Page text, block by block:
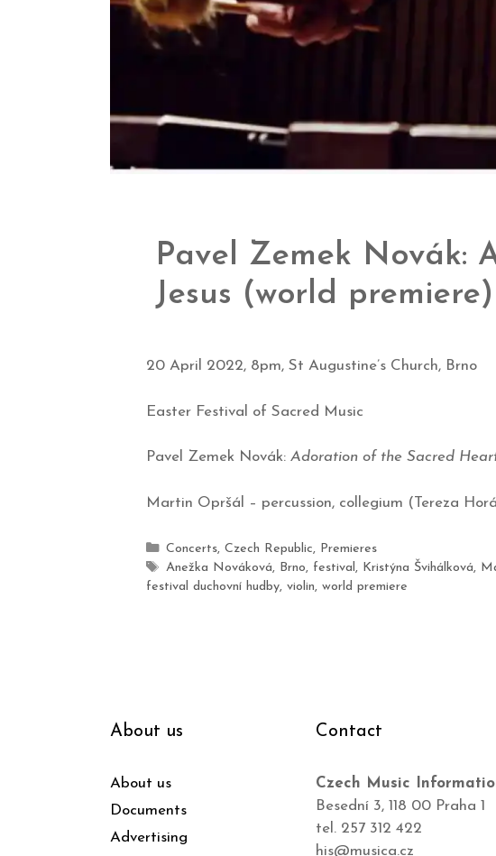
Pavel Zemek Novák:
Jesus (world premiere)
20 April 2022, 8pm, St Augustine’s Church, Brno
Easter Festival of Sacred Music
Pavel Zemek Novák: Adoration of the Sacred
Martin Opršál – percussion, collegium (Tereza
Concerts, Czech Republic, Premieres
Anežka Nováková, Brno, festival, Kristýna Švihálková,
festival duchovní hudby, violin, world premiere
About us
About us
Documents
Advertising
Contact
Czech Music
Besední 3, 118 00 Praha 1
tel. 257 312 422
his@musica.cz